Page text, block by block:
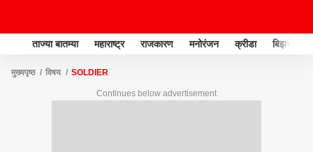
ताज्या बातम्या महाराष्ट्र राजकारण मनोरंजन क्रीडा बिझनेस
मुख्यपृष्ठ विषय SOLDIER
Continues below advertisement